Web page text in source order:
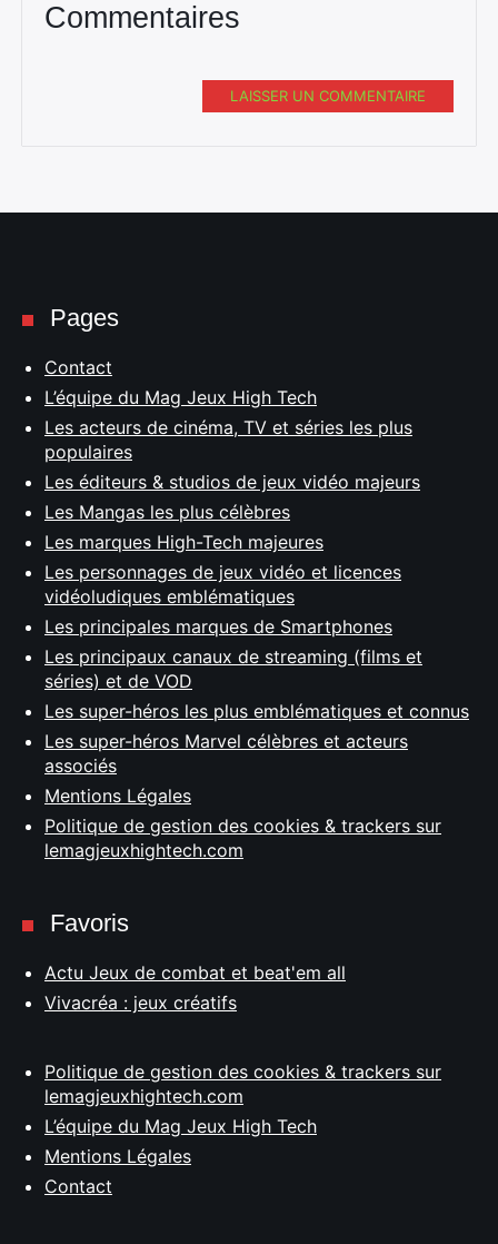
Commentaires
LAISSER UN COMMENTAIRE
Pages
Contact
L’équipe du Mag Jeux High Tech
Les acteurs de cinéma, TV et séries les plus
populaires
Les éditeurs & studios de jeux vidéo majeurs
Les Mangas les plus célèbres
Les marques High-Tech majeures
Les personnages de jeux vidéo et licences
vidéoludiques emblématiques
Les principales marques de Smartphones
Les principaux canaux de streaming (films et
séries) et de VOD
Les super-héros les plus emblématiques et connus
Les super-héros Marvel célèbres et acteurs
associés
Mentions Légales
Politique de gestion des cookies & trackers sur
lemagjeuxhightech.com
Favoris
Actu Jeux de combat et beat'em all
Vivacréa : jeux créatifs
Politique de gestion des cookies & trackers sur
lemagjeuxhightech.com
L’équipe du Mag Jeux High Tech
Mentions Légales
Contact